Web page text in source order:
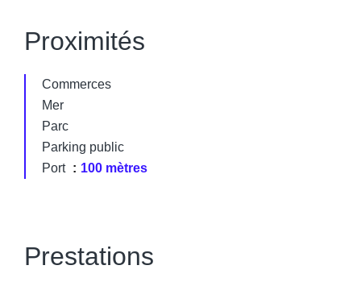
Proximités
Commerces
Mer
Parc
Parking public
Port
100 mètres
Prestations